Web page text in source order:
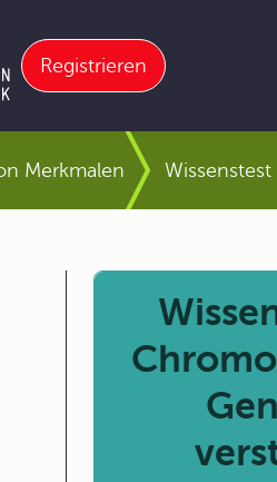
Registrieren
Merkmalen